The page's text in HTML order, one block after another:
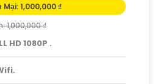
1,000,000 ₫
1,000,000 ₫
HD 1080P .